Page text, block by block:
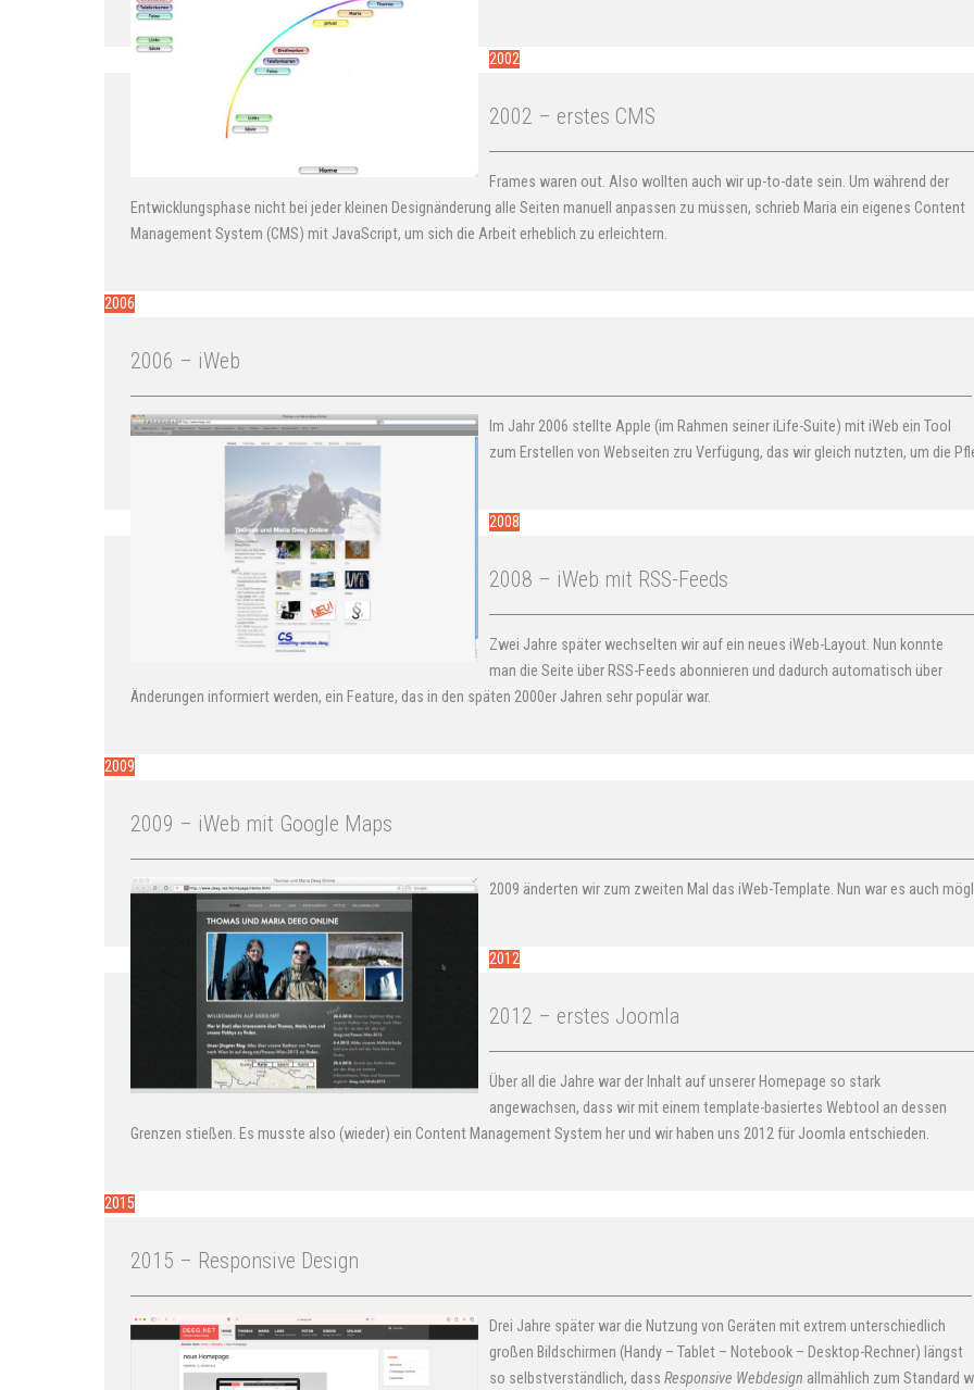
2002
2002 – erstes CMS
Frames waren out. Also wollten auch wir up-to-date sein. Um während der
Ent­wicklungs­phase nicht bei jeder kleinen Design­ände­rung alle Seiten manuell anpassen zu müssen, schrieb Maria ein eigenes Content
Management System (CMS) mit JavaScript, um sich die Arbeit erheblich zu erleichtern.
2006
2006 – iWeb
Im Jahr 2006 stellte Apple (im Rahmen seiner iLife-Suite) mit iWeb ein Tool
zum Erstellen von Webseiten zru Verfügung, das wir gleich nutzten, um die
2008
2008 – iWeb mit RSS-Feeds
Zwei Jahre später wechselten wir auf ein neues iWeb-Layout. Nun konnte
man die Seite über RSS-Feeds abonnieren und dadurch automatisch über
Änderungen informiert werden, ein Feature, das in den späten 2000er Jahren sehr populär war.
2009
2009 – iWeb mit Google Maps
2009 änderten wir zum zweiten Mal das iWeb-Template. Nun war es auch
2012
2012 – erstes Joomla
Über all die Jahre war der Inhalt auf unserer Homepage so stark
angewachsen, dass wir mit einem template-basiertes Webtool an dessen
Grenzen stießen. Es musste also (wieder) ein Content Management System her und wir haben uns 2012 für Joomla entschieden.
2015
2015 – Responsive Design
Drei Jahre später war die Nutzung von Geräten mit extrem unterschiedlich
großen Bildschirmen (Handy – Tablet – Notebook – Desktop-Rechner) längst
so selbstverständlich, dass Responsive Webdesign allmählich zum Standard